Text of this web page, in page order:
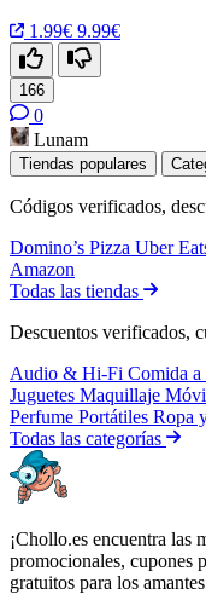
1.99€ 9.99€
166
0
Lunam
Tiendas populares
Códigos verificados,
Domino’s Pizza Uber
Amazon
Todas las tiendas
Descuentos verificados,
Audio & Hi-Fi Comida
Juguetes Maquillaje
Perfume Portátiles Ropa
Todas las categorías
¡Chollo.es encuentra las
promocionales, cupones
gratuitos para los